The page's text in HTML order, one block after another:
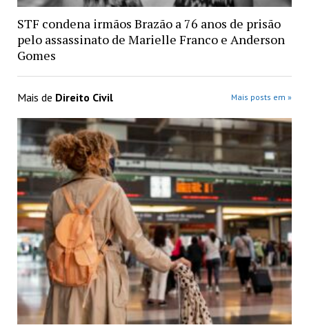
STF condena irmãos Brazão a 76 anos de prisão
pelo assassinato de Marielle Franco e Anderson
Gomes
Mais de Direito Civil Mais posts em »